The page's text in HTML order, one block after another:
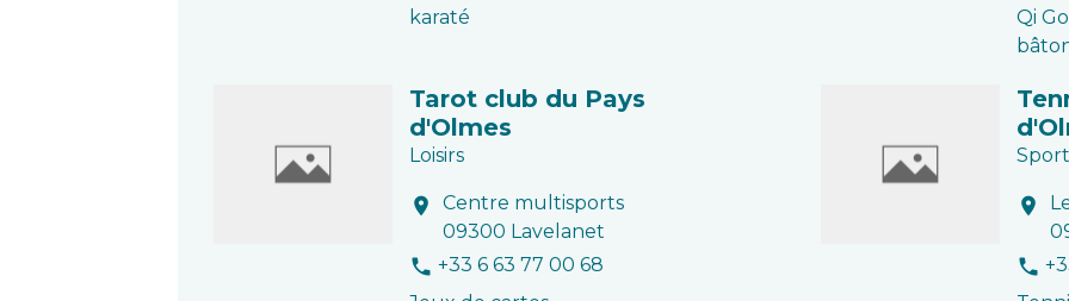
karaté
Qi
Tarot club du Pays
d'Olmes
Loisirs
location_on
Centre multisports
09300 Lavelanet
phone +33 6 63 77 00 68
location_on
phone